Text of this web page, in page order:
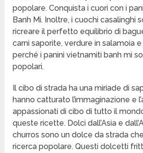
popolare. Conquista i cuori con i
Banh Mi. Inoltre, i cuochi casalinghi
ricreare il perfetto equilibrio di
carni saporite, verdure in salamoia
perché i panini vietnamiti banh mi
popolari.
Il cibo di strada ha una miriade di
hanno catturato l’immaginazione e
appassionati di cibo di tutto il
queste ricette. Dolci dall’Asia e
churros sono un dolce da strada
ricerca popolare. Questi dolcetti